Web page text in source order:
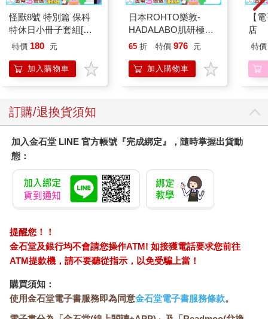
怪獸8號 特別篇 保科
特休日小冊子套組[限
加購]
特價 180 元
加入購物車
顏保養乾肌水凝乳)
65 折 特價 976 元
加入購物車
【
店
特價
訂購/退換貨須知
加入金石堂 LINE 官方帳號『完成綁定』，隨時掌握出貨動
態：
提醒您！！
金石堂及銀行均不會請您操作ATM! 如接獲電話要求您前往
ATM提款機，請不要聽從指示，以免受騙上當！
購買須知：
使用金石堂電子書服務即為同意金石堂電子書服務條款。